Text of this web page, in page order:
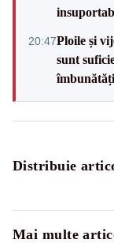
20:47Ploile și
sunt
Distribuie
Mai multe